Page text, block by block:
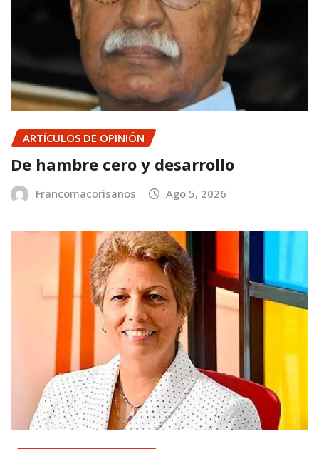
ARTÍCULOS DE OPINIÓN
De hambre cero y desarrollo
Francomacorisanos Ago 5, 2026